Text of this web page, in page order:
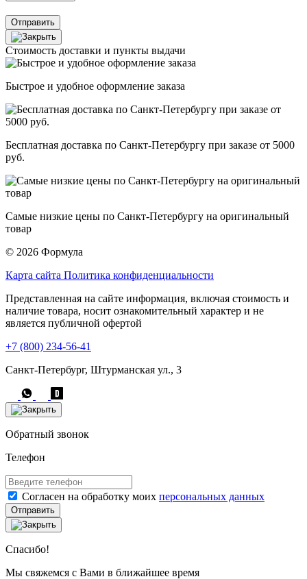
Отправить
Стоимость доставки и пункты выдачи
Быстрое и удобное оформление заказа
Бесплатная доставка по Санкт-Петербургу при заказе от 5000
руб.
Самые низкие цены по Санкт-Петербургу на оригинальный
товар
© 2026 Формула
Карта сайта Политика конфиденциальности
Представленная на сайте информация, включая стоимость и
наличие товара, носит ознакомительный характер и не
является публичной офертой
+7 (800) 234-56-41
Санкт-Петербург, Штурманская ул., 3
Обратный звонок
Телефон
Согласен на обработку моих персональных данных
Отправить
Спасибо!
Мы свяжемся с Вами в ближайшее время